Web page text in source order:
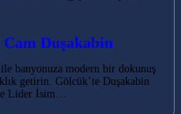
Duşakabin
banyonuza modern bir dokunuş
getirin. Gölcük’te Duşakabin
Lider İsim…